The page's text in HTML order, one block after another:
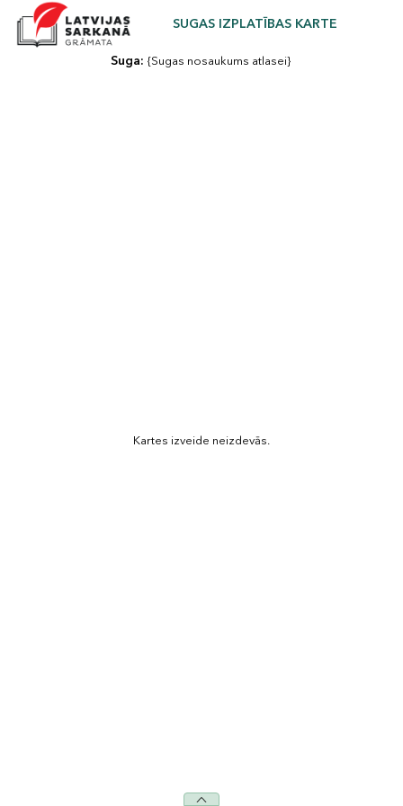
SUGAS IZPLATĪBAS KARTE
Kartes izveide neizdevās.
Suga: {Sugas nosaukums atlasei}